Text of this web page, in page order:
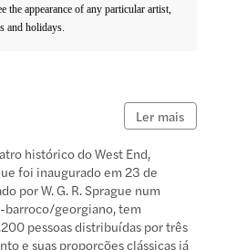
the appearance of any particular artist,
and holidays.
Ler mais
histórico do West End,
foi inaugurado em 23 de
por W. G. R. Sprague num
georgiano, tem
pessoas distribuídas por três
e suas proporções clássicas já